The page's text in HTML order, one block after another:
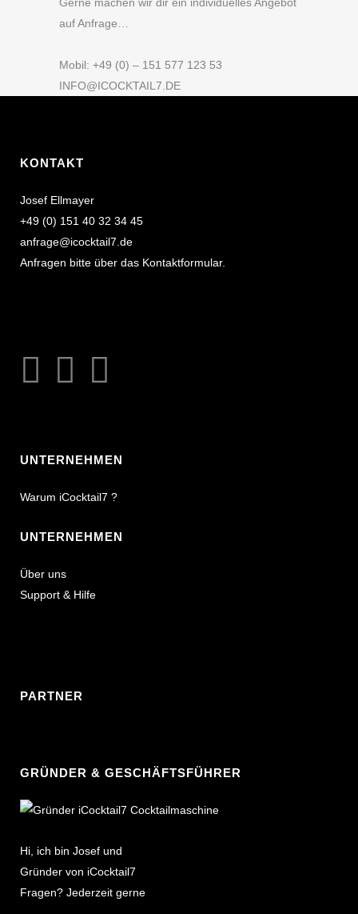
auf Anfrage…
Mobil: +49 (0) – 151 577 123 53
INFO@ICOCKTAIL7.DE
KONTAKT
Josef Ellmayer
+49 (0) 151 40 32 34 45
anfrage@icocktail7.de
Anfragen bitte über das Kontaktformular.
UNTERNEHMEN
Warum iCocktail7 ?
UNTERNEHMEN
Über uns
Support & Hilfe
PARTNER
GRÜNDER & GESCHÄFTSFÜHRER
Hi, ich bin Josef und
Gründer von iCocktail7
Fragen? Jederzeit gerne